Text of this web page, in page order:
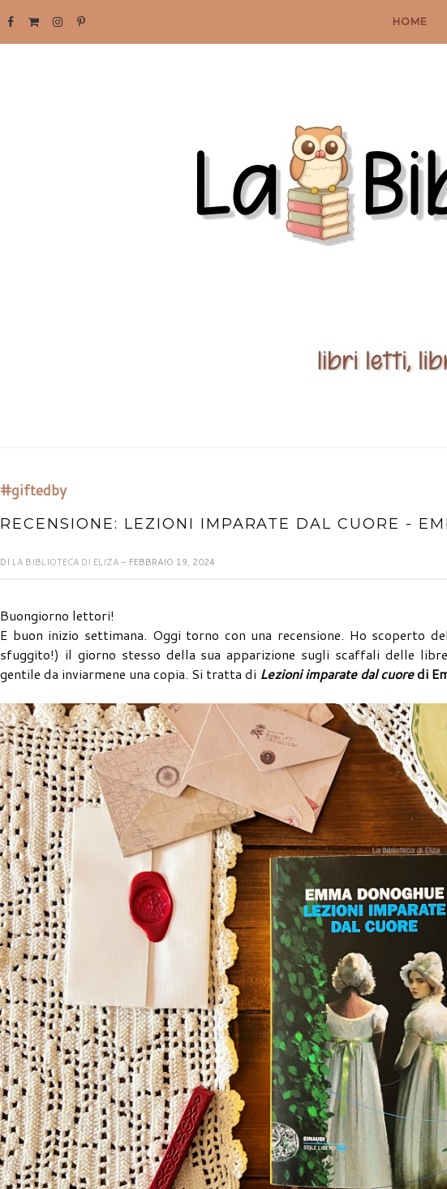
HOME
#giftedby
RECENSIONE: LEZIONI IMPARATE DAL CUORE -
DI LA BIBLIOTECA DI ELIZA - FEBBRAIO 19, 2024
Buongiorno lettori!
E buon inizio settimana. Oggi torno con una recensione. Ho scoperto
sfuggito!) il giorno stesso della sua apparizione sugli scaffali delle
gentile da inviarmene una copia. Si tratta di Lezioni imparate dal cuoredi